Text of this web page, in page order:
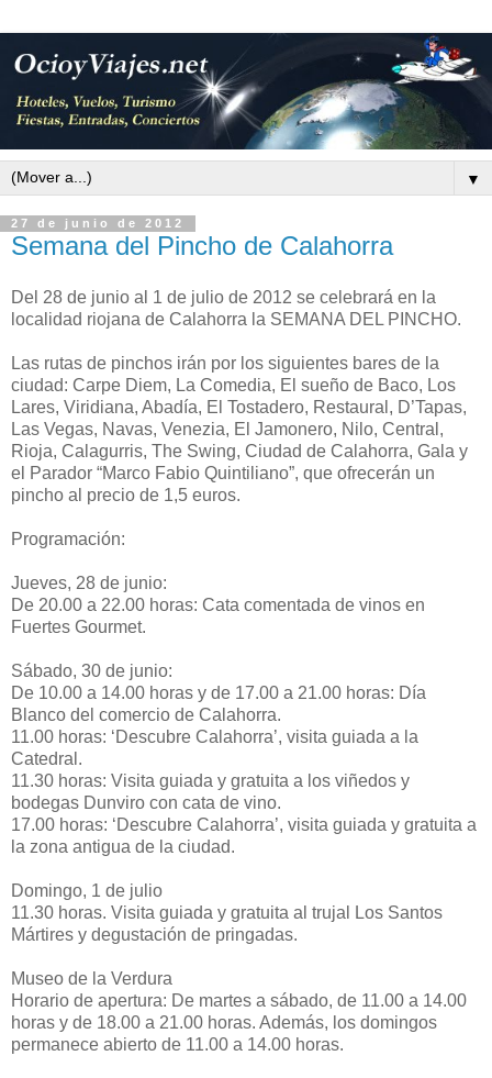
▼
27 de junio de 2012
Semana del Pincho de Calahorra
Del 28 de junio al 1 de julio de 2012 se celebrará en la
localidad riojana de Calahorra la SEMANA DEL PINCHO.
Las rutas de pinchos irán por los siguientes bares de la
ciudad: Carpe Diem, La Comedia, El sueño de Baco, Los
Lares, Viridiana, Abadía, El Tostadero, Restaural, D’Tapas,
Las Vegas, Navas, Venezia, El Jamonero, Nilo, Central,
Rioja, Calagurris, The Swing, Ciudad de Calahorra, Gala y
el Parador “Marco Fabio Quintiliano”, que ofrecerán un
pincho al precio de 1,5 euros.
Programación:
Jueves, 28 de junio:
De 20.00 a 22.00 horas: Cata comentada de vinos en
Fuertes Gourmet.
Sábado, 30 de junio:
De 10.00 a 14.00 horas y de 17.00 a 21.00 horas: Día
Blanco del comercio de Calahorra.
11.00 horas: ‘Descubre Calahorra’, visita guiada a la
Catedral.
11.30 horas: Visita guiada y gratuita a los viñedos y
bodegas Dunviro con cata de vino.
17.00 horas: ‘Descubre Calahorra’, visita guiada y gratuita a
la zona antigua de la ciudad.
Domingo, 1 de julio
11.30 horas. Visita guiada y gratuita al trujal Los Santos
Mártires y degustación de pringadas.
Museo de la Verdura
Horario de apertura: De martes a sábado, de 11.00 a 14.00
horas y de 18.00 a 21.00 horas. Además, los domingos
permanece abierto de 11.00 a 14.00 horas.